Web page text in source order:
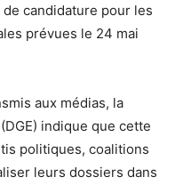
candidature pour les
prévues le 24 mai
aux médias, la
indique que cette
politiques, coalitions
leurs dossiers dans